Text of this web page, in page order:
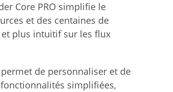
Core PRO simplifie le
et des centaines de
plus intuitif sur les flux
de personnaliser et de
simplifiées,